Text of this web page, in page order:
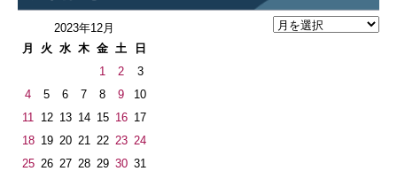
2023年12月
月
火 水 木 金 土 日
1 2
3
4
5 6 7 8 9
10
11 12 13 14 15 16 17
18 19 20 21 22 23 24
25 26 27 28 29 30 31